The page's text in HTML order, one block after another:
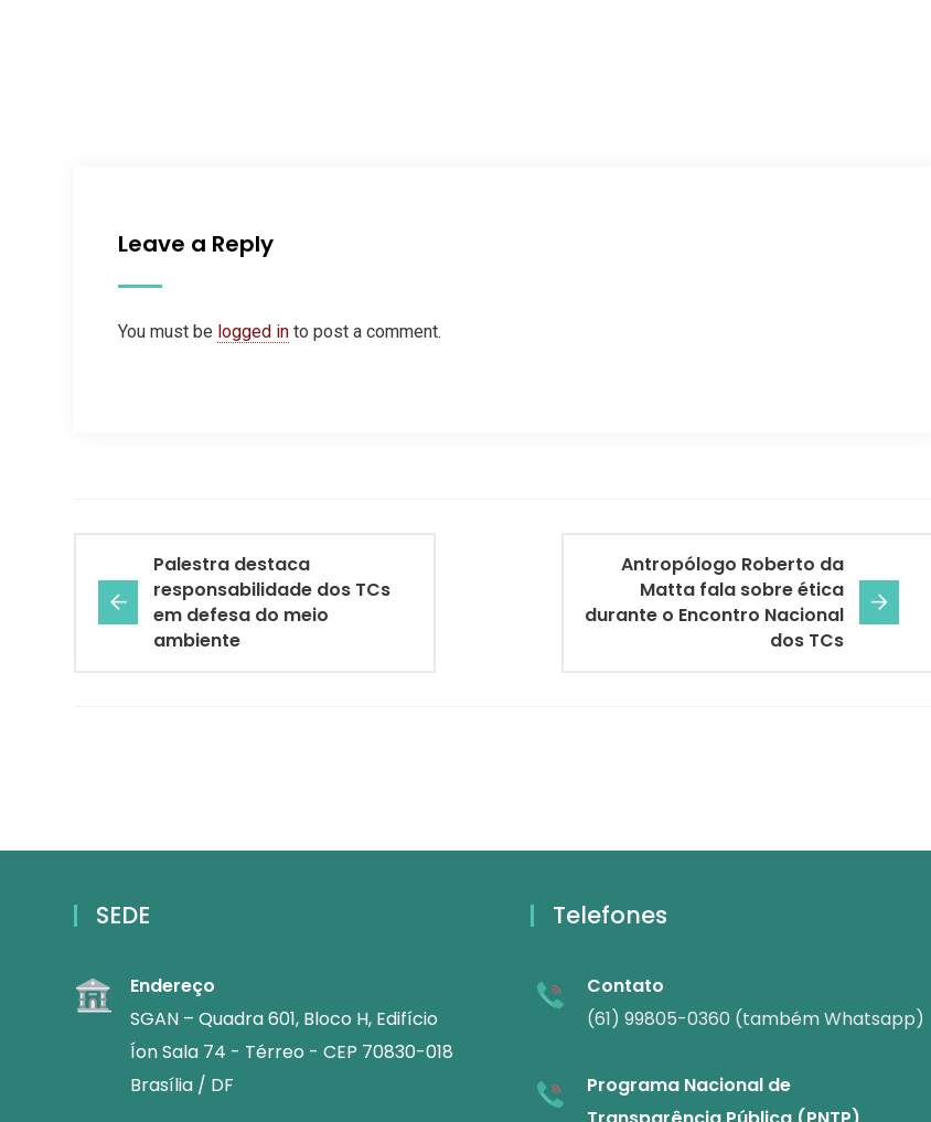
Leave a Reply
You must be logged in to post a comment.
Palestra destaca
responsabilidade dos TCs
em defesa do meio
ambiente
Antropólogo Roberto da
Matta fala sobre ética
durante o Encontro Nacional
dos TCs
SEDE
Endereço
SGAN – Quadra 601, Bloco H, Edifício
Íon Sala 74 - Térreo - CEP 70830-018
Brasília / DF
Telefones
Contato
(61) 99805-0360 (também Whatsapp)
Programa Nacional de